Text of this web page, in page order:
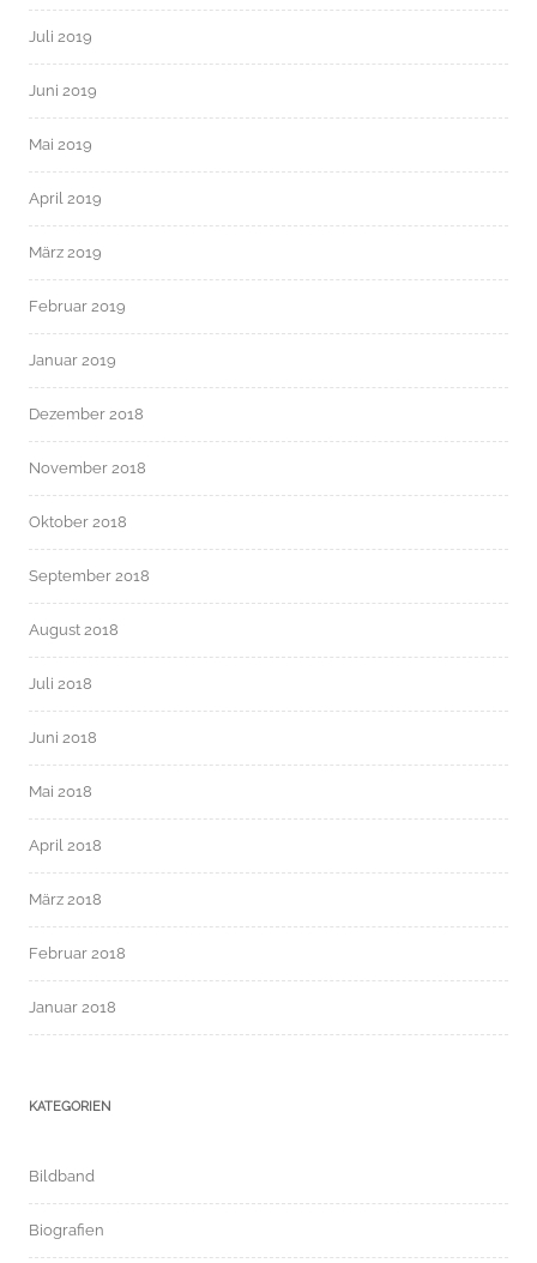
Juli 2019
Juni 2019
Mai 2019
April 2019
März 2019
Februar 2019
Januar 2019
Dezember 2018
November 2018
Oktober 2018
September 2018
August 2018
Juli 2018
Juni 2018
Mai 2018
April 2018
März 2018
Februar 2018
Januar 2018
KATEGORIEN
Bildband
Biografien